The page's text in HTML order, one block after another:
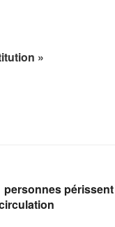
»
personnes périssent